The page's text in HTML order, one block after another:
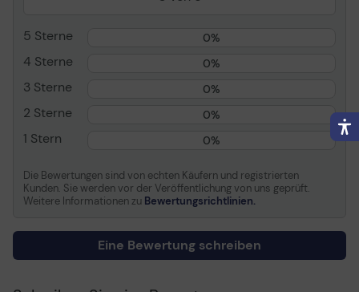
PT-1830, PT-18R, PT-1950,
PT-2030VP, PT-2100, PT-
2420PC, PT-2430PC, PT-
2470, PT-2480, PT-
3600, PT-7500VP, PT-
7600VP, PT-9200DX, PT-
9600, PT-9700PC, PT-
9800PCN, PT-D400, PT-
D450VP, PT-D600VP, PT-
PT-E550WSP, PT-
E550WVP, PT-H300, PT-
H500, PT-P700, PT-
5 Sterne 0%
4 Sterne 0%
3 Sterne 0%
2 Sterne 0%
1 Stern 0%
Die Bewertungen sind von echten Käufern und registrierten
Kunden. Sie werden vor der Veröffentlichung von uns geprüft.
Weitere Informationen zu Bewertungsrichtlinien.
Eine Bewertung schreiben